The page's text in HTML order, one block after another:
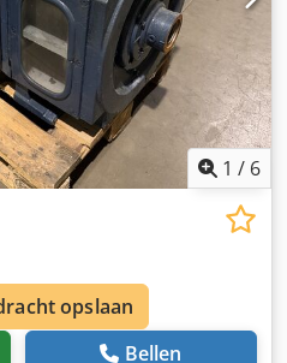
1 / 6
Bellen
opslaan